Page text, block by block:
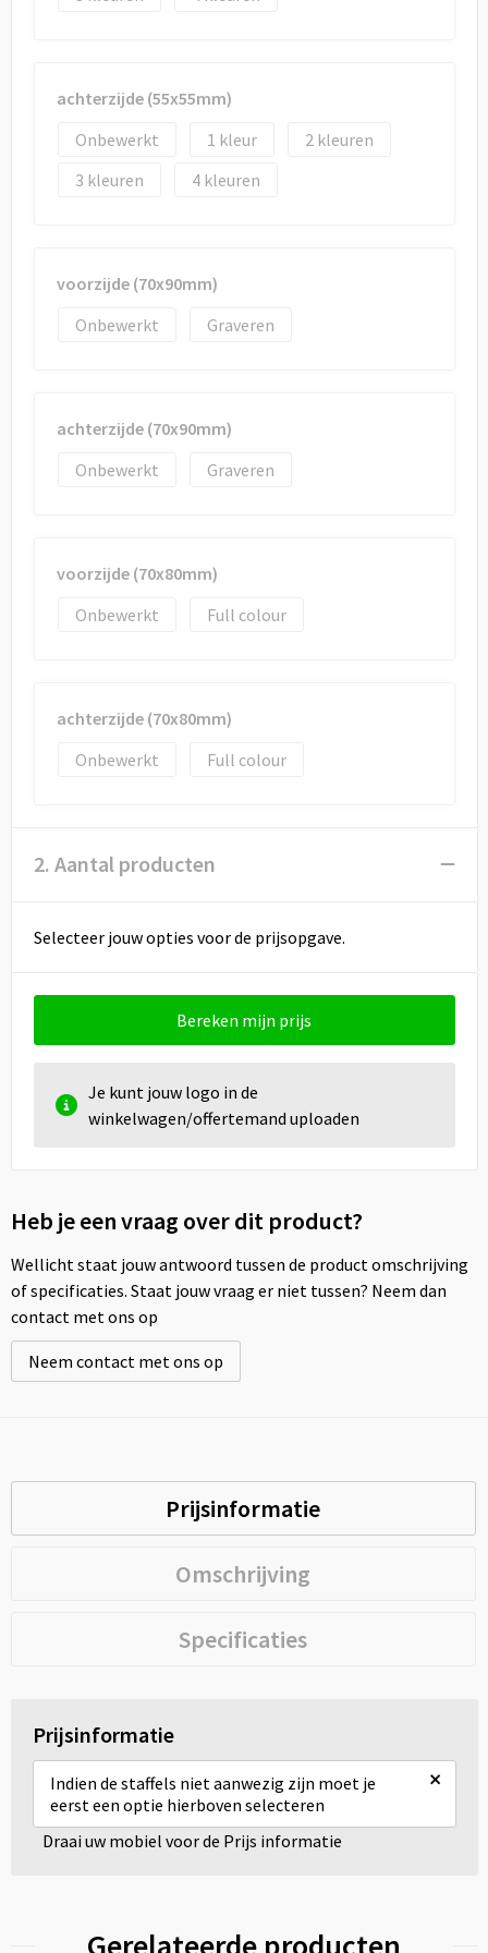
Strandtassen
achterzijde (55x55mm)
Onbewerkt
1
2
3
4
voorzijde (70x90mm)
Onbewerkt
Graveren
achterzijde (70x90mm)
Onbewerkt
Graveren
voorzijde (70x80mm)
Onbewerkt
Full colour
achterzijde (70x80mm)
Onbewerkt
Full colour
2. Aantal producten
Selecteer jouw opties voor de prijsopgave.
Bereken mijn prijs
Je kunt jouw logo in de
winkelwagen/offertemand uploaden
Heb je een vraag over dit product?
Wellicht staat jouw antwoord tussen de product omschrijving
of specificaties. Staat jouw vraag er niet tussen? Neem dan
contact met ons op
Neem contact met ons op
Prijsinformatie
Omschrijving
Specificaties
Prijsinformatie
Indien de staffels niet aanwezig zijn moet je
eerst een optie hierboven selecteren
×
Draai uw mobiel voor de Prijs informatie